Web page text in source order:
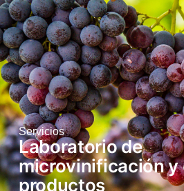
Servicios
Laboratorio de
microvinificación y
productos